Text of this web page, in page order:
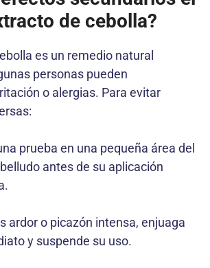
de cebolla?
es un remedio natural
personas pueden
o alergias. Para evitar
prueba en una pequeña área del
antes de su aplicación
ardor o picazón intensa, enjuaga
y suspende su uso.